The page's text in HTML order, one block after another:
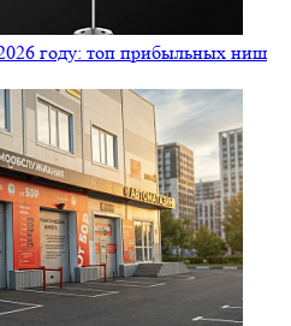
году: топ прибыльных ниш